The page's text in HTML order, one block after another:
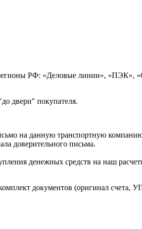
РФ: «Деловые линии», «ПЭК»,
двери" покупателя.
на данную транспортную
доверительного письма.
денежных средств на наш
документов (оригинал счета,